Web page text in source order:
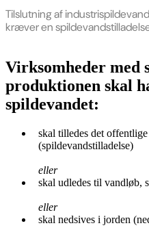
Tilslutning af
kræver en
Virksomheder med
produktionen skal
spildevandet:
skal tilledes det
(spildevandstilladelse)
eller
skal udledes til vandløb,
eller
skal nedsives i jorden